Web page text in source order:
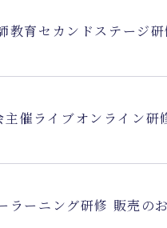
教育セカンドステージ
催ライブオンライン研
ーニング研修 販売の